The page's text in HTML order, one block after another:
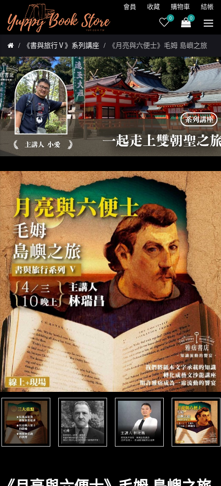
會員 收藏 購物車 結帳
0 0
《書與旅行Ⅴ》系列講座 《月亮與六便士》毛姆 島嶼之旅